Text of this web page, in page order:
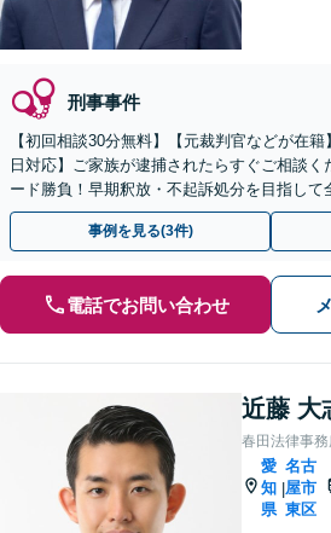
刑事事件
【初回相談30分無料】【元裁判官などが在
日対応】ご家族が逮捕されたらすぐご相談
ード勝負！早期釈放・不起訴処分を目指して
【スピード対応】
事例を見る(3件)
電話でお問い合わせ
近藤 大
春田法律事
愛
知
県
|
名古
屋市
東区